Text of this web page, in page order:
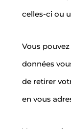
celles-ci ou
Vous
données
de retirer
en vous